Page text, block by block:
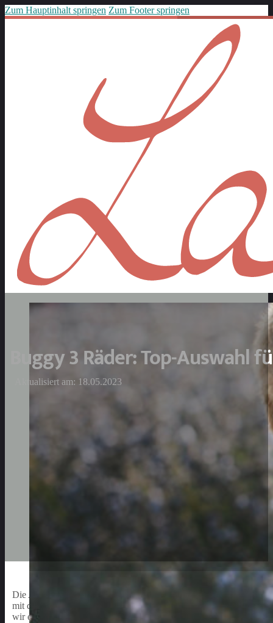
Zum Hauptinhalt springen Zum Footer springen
Buggy 3 Räder: Top-Auswahl
Aktualisiert am: 18.05.2023
Die Anschaffung eines Buggy 3 Räder ist eine wichtige
mit drei Rädern, der als leichter und wendiger Begleiter im Alltag
wir einen genauen Blick auf den Buggy 3 Räder und geben